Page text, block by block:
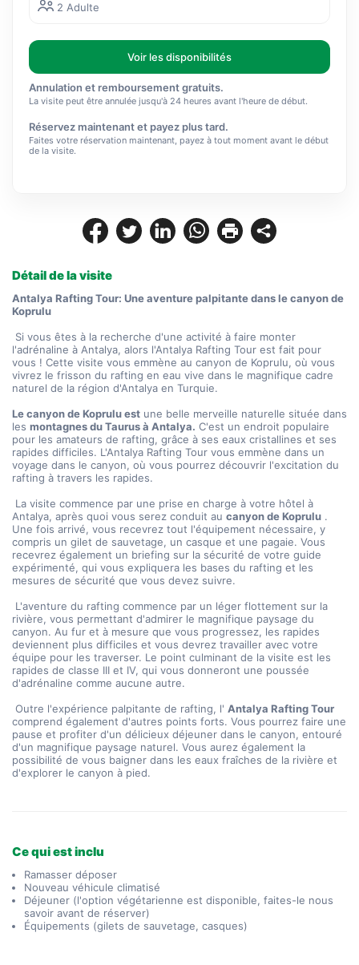
Détail de la visite
Antalya Rafting Tour: Une aventure palpitante dans le canyon de
Koprulu
l'adrénaline à Antalya, alors l'Antalya Rafting Tour est fait pour
vous ! Cette visite vous emmène au canyon de Koprulu, où vous
vivrez le frisson du rafting en eau vive dans le magnifique cadre
naturel de la région d'Antalya en Turquie.
Le canyon de Koprulu est une belle merveille naturelle située dans
les montagnes du Taurus à Antalya. C'est un endroit populaire
pour les amateurs de rafting, grâce à ses eaux cristallines et ses
rapides difficiles. L'Antalya Rafting Tour vous emmène dans un
voyage dans le canyon, où vous pourrez découvrir l'excitation du
rafting à travers les rapides.
Antalya, après quoi vous serez conduit au canyon de Koprulu .
Une fois arrivé, vous recevrez tout l'équipement nécessaire, y
compris un gilet de sauvetage, un casque et une pagaie. Vous
recevrez également un briefing sur la sécurité de votre guide
expérimenté, qui vous expliquera les bases du rafting et les
mesures de sécurité que vous devez suivre.
rivière, vous permettant d'admirer le magnifique paysage du
canyon. Au fur et à mesure que vous progressez, les rapides
deviennent plus difficiles et vous devrez travailler avec votre
équipe pour les traverser. Le point culminant de la visite est les
rapides de classe III et IV, qui vous donneront une poussée
d'adrénaline comme aucune autre.
Outre l'expérience palpitante de rafting, l' Antalya Rafting Tour
comprend également d'autres points forts. Vous pourrez faire une
pause et profiter d'un délicieux déjeuner dans le canyon, entouré
d'un magnifique paysage naturel. Vous aurez également la
possibilité de vous baigner dans les eaux fraîches de la rivière et
d'explorer le canyon à pied.
Ce qui est inclu
Ramasser déposer
Nouveau véhicule climatisé
Déjeuner (l'option végétarienne est disponible, faites-le nous
savoir avant de réserver)
Équipements (gilets de sauvetage, casques)
2 Adulte
Voir les disponibilités
Annulation et remboursement gratuits.
La visite peut être annulée jusqu'à 24 heures avant l'heure de début.
Réservez maintenant et payez plus tard.
Faites votre réservation maintenant, payez à tout moment avant le début
de la visite.